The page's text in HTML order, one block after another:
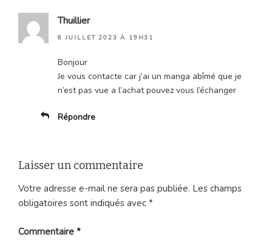
Thuillier
8 JUILLET 2023 À 19H31
Bonjour
Je vous contacte car j’ai un manga abîmé que je
n’est pas vue a l’achat pouvez vous l’échanger
Répondre
Laisser un commentaire
Votre adresse e-mail ne sera pas publiée. Les champs
obligatoires sont indiqués avec *
Commentaire *